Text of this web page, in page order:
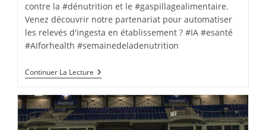
contre la #dénutrition et le #gaspillagealimentaire.
Venez découvrir notre partenariat pour automatiser
les relevés d'ingesta en établissement ? #IA #esanté
#AIforhealth #semainedeladenutrition
Continuer La Lecture